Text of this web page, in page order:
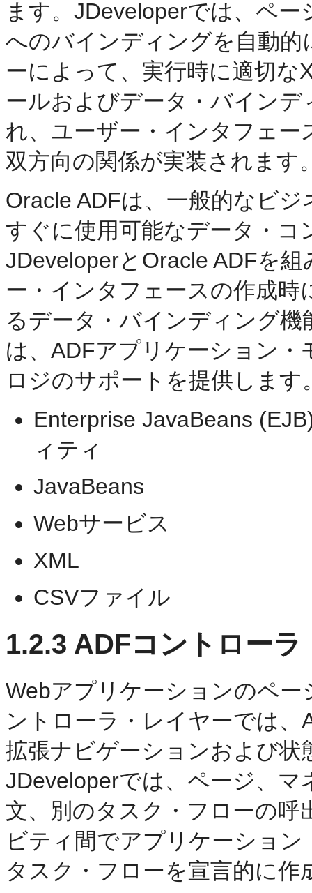
ます。JDeveloperでは、ペ
へのバインディングを自動
ーによって、実行時に適切
ールおよびデータ・バイン
れ、ユーザー・インタフェ
双方向の関係が実装されます
Oracle ADFは、一般的なビ
すぐに使用可能なデータ・
JDeveloperとOracle ADFを
ー・インタフェースの作成
るデータ・バインディング
は、ADFアプリケーション
ロジのサポートを提供します
Enterprise JavaBeans
ィティ
JavaBeans
Webサービス
XML
CSVファイル
1.2.3 ADFコントローラ
Webアプリケーションのペ
ントローラ・レイヤーでは
拡張ナビゲーションおよび
JDeveloperでは、ページ、
文、別のタスク・フローの
ビティ間でアプリケーショ
タスク・フローを宣言的に作